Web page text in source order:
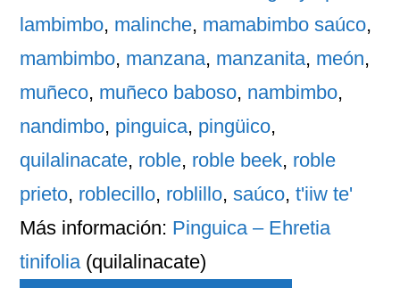
lambimbo, malinche, mamabimbo saúco,
mambimbo, manzana, manzanita, meón,
muñeco, muñeco baboso, nambimbo,
nandimbo, pinguica, pingüico,
quilalinacate, roble, roble beek, roble
prieto, roblecillo, roblillo,saúco,t'iiw te'
Más información: Pinguica – Ehretia
tinifolia(quilalinacate)